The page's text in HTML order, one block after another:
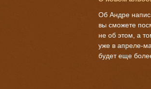
Об Андре
вы сможете
не об этом, а
уже в апреле-
будет еще